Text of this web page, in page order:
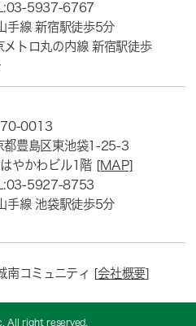
5937-6767
手線 新宿駅徒歩5分
メトロ丸の内線 新宿駅徒歩
0013
都豊島区東池袋1-25-3
やかわビル1階 [MAP]
5927-8753
手線 池袋駅徒歩5分
南コミュニティ [会社概要]
All right reserved.